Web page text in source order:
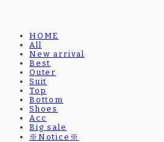
HOME
All
New arrival
Best
Outer
Suit
Top
Bottom
Shoes
Acc
Big sale
※Notice※